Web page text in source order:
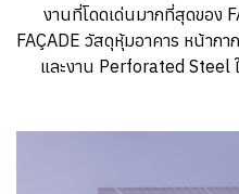
งานที่โดดเด่นมากที่สุดของ
FAÇADE วัสดุหุ้มอาคาร หน้าก
และงาน Perforated Steel